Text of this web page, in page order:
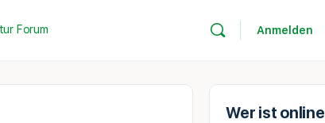
Forum Anmelden
Wer ist online